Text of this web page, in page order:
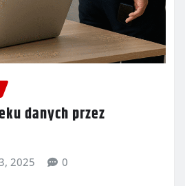
danych przez
2025 0